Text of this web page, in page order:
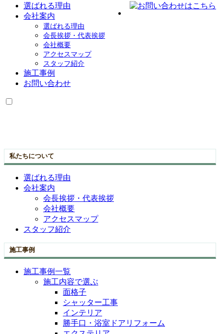
選ばれる理由
会社案内
選ばれる理由
会長挨拶・代表挨拶
会社概要
アクセスマップ
スタッフ紹介
施工事例
お問い合わせ
私たちについて
選ばれる理由
会社案内
会長挨拶・代表挨拶
会社概要
アクセスマップ
スタッフ紹介
施工事例
施工事例一覧
施工内容で選ぶ
面格子
シャッター工事
インテリア
勝手口・浴室ドアリフォーム